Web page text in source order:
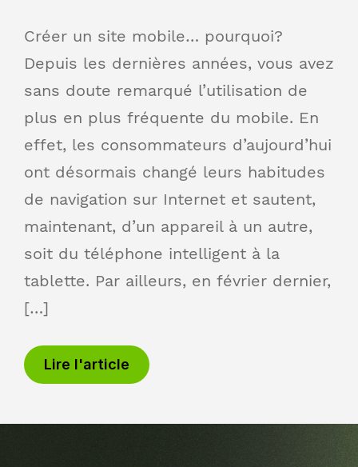
Créer un site mobile… pourquoi?
Depuis les dernières années, vous avez
sans doute remarqué l’utilisation de
plus en plus fréquente du mobile. En
effet, les consommateurs d’aujourd’hui
ont désormais changé leurs habitudes
de navigation sur Internet et sautent,
maintenant, d’un appareil à un autre,
soit du téléphone intelligent à la
tablette. Par ailleurs, en février dernier,
[…]
Lire l'article